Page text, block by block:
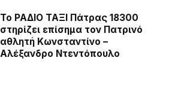
Το ΡΑΔΙΟ ΤΑΞΙ Πάτρας 18300
στηρίζει επίσημα τον Πατρινό
αθλητή Κωνσταντίνο –
Αλέξανδρο Ντεντόπουλο